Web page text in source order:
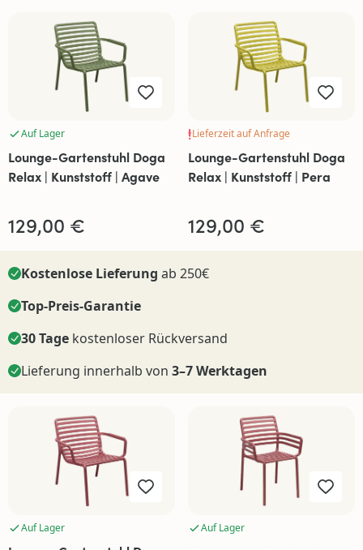
Auf Lager
Lounge-Gartenstuhl Doga
Relax | Kunststoff | Agave
129,00 €
Kostenlose Lieferung ab 250€
Top-Preis-Garantie
30 Tage kostenloser Rückversand
Lieferung innerhalb von 3–7 Werktagen
Lieferzeit auf Anfrage
Lounge-Gartenstuhl Doga
Relax | Kunststoff | Pera
129,00 €
Auf Lager Auf Lager